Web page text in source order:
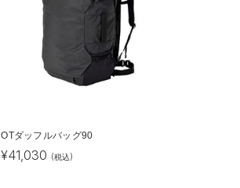
OTダッフルバッグ90
¥41,030 (税込)